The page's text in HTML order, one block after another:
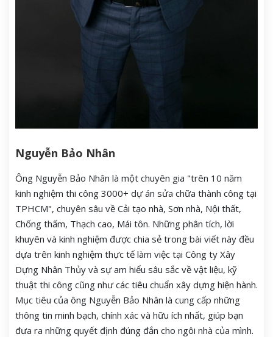
Nguyễn Bảo Nhân
Ông Nguyễn Bảo Nhân là một chuyên gia "trên 10 năm
kinh nghiệm thi công 3000+ dự án sửa chữa thành công tại
TPHCM", chuyên sâu về Cải tạo nhà, Sơn nhà, Nội thất,
Chống thấm, Thạch cao, Mái tôn. Những phân tích, lời
khuyên và kinh nghiệm được chia sẻ trong bài viết này đều
dựa trên kinh nghiệm thực tế làm việc tại Công ty Xây
Dựng Nhân Thủy và sự am hiểu sâu sắc về vật liệu, kỹ
thuật thi công cũng như các tiêu chuẩn xây dựng hiện hành.
Mục tiêu của ông Nguyễn Bảo Nhân là cung cấp những
thông tin minh bạch, chính xác và hữu ích nhất, giúp bạn
đưa ra những quyết định đúng đắn cho ngôi nhà của mình.